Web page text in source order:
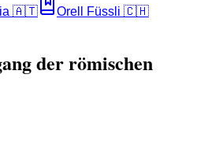
🇦🇹 Orell Füssli 🇨🇭
der römischen